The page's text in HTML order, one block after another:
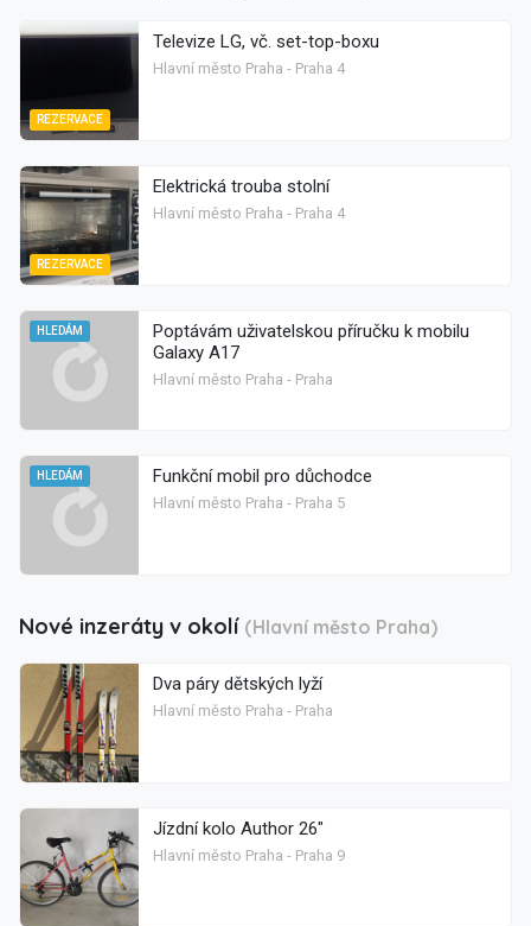
REZERVACE
Televize LG, vč. set-top-boxu
Hlavní město Praha - Praha 4
REZERVACE
Elektrická trouba stolní
Hlavní město Praha - Praha 4
HLEDÁM
Poptávám uživatelskou příručku k mobilu
Galaxy A17
Hlavní město Praha - Praha
HLEDÁM Funkční mobil pro důchodce
Hlavní město Praha - Praha 5
Nové inzeráty v okolí (Hlavní město Praha)
Dva páry dětských lyží
Hlavní město Praha - Praha
Jízdní kolo Author 26"
Hlavní město Praha - Praha 9